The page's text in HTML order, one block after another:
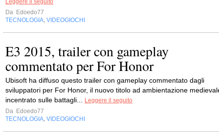
Leggere il seguito
Da Edoedo77
TECNOLOGIA VIDEOGIOCHI
E3 2015, trailer con gameplay
commentato per For Honor
Ubisoft ha diffuso questo trailer con gameplay commentato dagli
sviluppatori per For Honor, il nuovo titolo ad ambientazione
incentrato sulle battagli...
Leggere il seguito
Da Edoedo77
TECNOLOGIA VIDEOGIOCHI